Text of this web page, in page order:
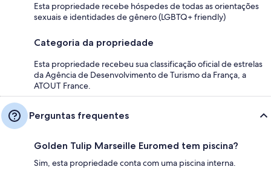
Esta propriedade recebe hóspedes de todas as orientações
sexuais e identidades de gênero (LGBTQ+ friendly)
Categoria da propriedade
Esta propriedade recebeu sua classificação oficial de estrelas
da Agência de Desenvolvimento de Turismo da França, a
ATOUT France.
Perguntas frequentes
Golden Tulip Marseille Euromed tem piscina?
Sim, esta propriedade conta com uma piscina interna.